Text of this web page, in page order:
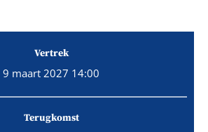
Vertrek
9 maart 2027 14:00
Terugkomst